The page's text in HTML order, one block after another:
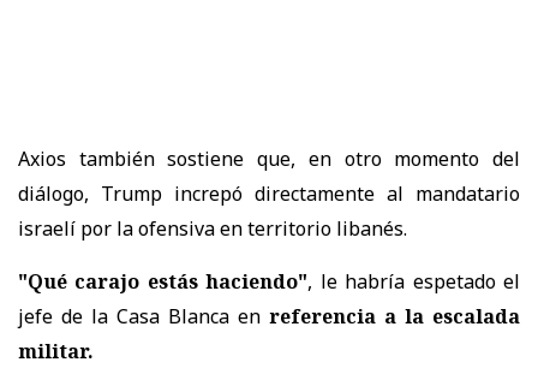
Axios también sostiene que, en otro momento del
diálogo, Trump increpó directamente al mandatario
israelí por la ofensiva en territorio libanés.
"Qué carajo estás haciendo", le habría espetado el
jefe de la Casa Blanca en referencia a la escalada
militar.